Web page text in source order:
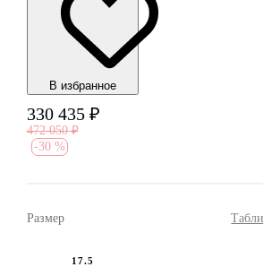
В избранноe
330 435 ₽
472 050 ₽
-30 %
Размер
17.5